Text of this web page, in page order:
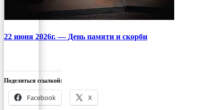
22 июня 2026г. — День памяти и скорби
Поделиться ссылкой:
Facebook X